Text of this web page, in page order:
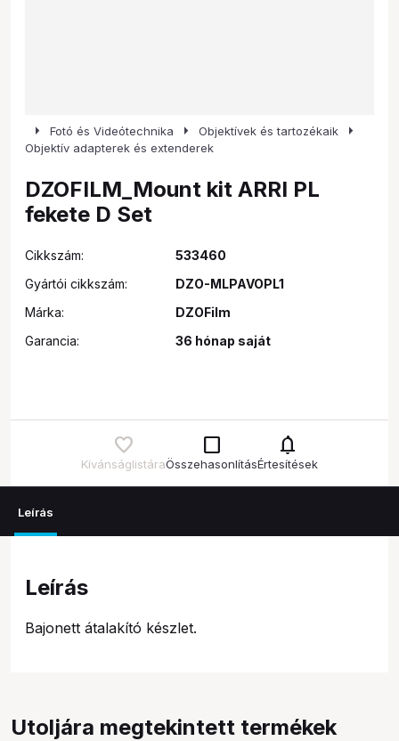
arrow_right Fotó és Videótechnika arrow_right Objektívek és tartozékaik arrow_right
Objektív adapterek és extenderek
DZOFILM_Mount kit ARRI PL
fekete D Set
Cikkszám:
533460
Gyártói cikkszám:
DZO-MLPAVOPL1
Márka:
DZOFilm
Garancia:
36 hónap saját
Kívánságlistára
check_box_outline_blank
Összehasonlítás
notifications
Értesítések
Leírás
Leírás
Bajonett átalakító készlet.
Utoljára megtekintett termékek